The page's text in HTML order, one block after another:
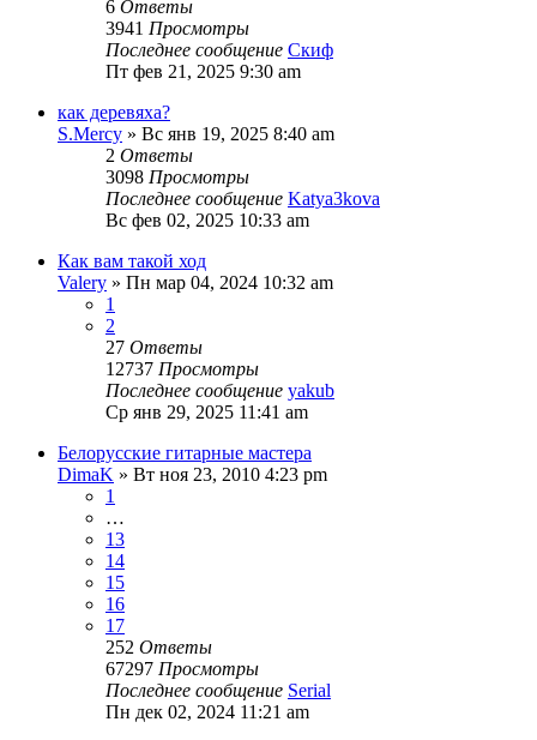
6 Ответы
3941 Просмотры
Последнее сообщение Скиф
Пт фев 21, 2025 9:30 am
как деревяха?
S.Mercy » Вс янв 19, 2025 8:40 am
2 Ответы
3098 Просмотры
Последнее сообщение Katya3kova
Вс фев 02, 2025 10:33 am
Как вам такой ход
Valery » Пн мар 04, 2024 10:32 am
1
2
27 Ответы
12737 Просмотры
Последнее сообщение yakub
Ср янв 29, 2025 11:41 am
Белорусские гитарные мастера
DimaK » Вт ноя 23, 2010 4:23 pm
1
…
13
14
15
16
17
252 Ответы
67297 Просмотры
Последнее сообщение Serial
Пн дек 02, 2024 11:21 am